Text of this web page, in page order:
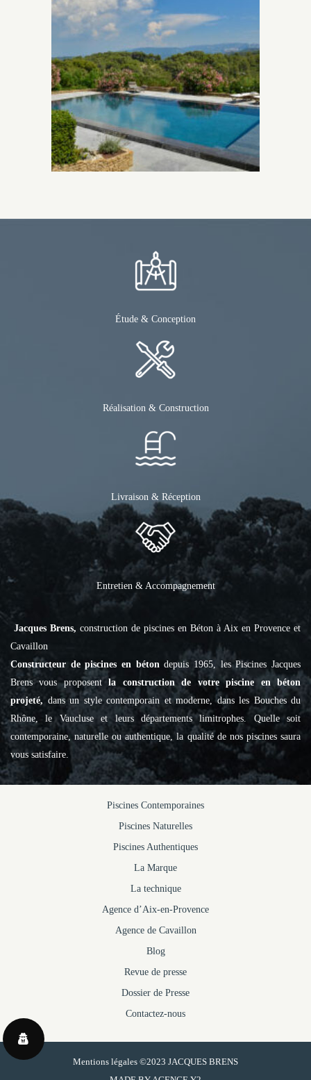
Étude & Conception
Réalisation & Construction
Livraison & Réception
Entretien & Accompagnement
Jacques Brens, construction de piscines en Béton à Aix en Provence et
Cavaillon
Constructeur de piscines en bétondepuis 1965, les Piscines Jacques
Brens vous proposentla construction de votre piscine en béton
projeté, dans un style contemporain et moderne, dans les Bouches du
Rhône, le Vaucluse et leurs départements limitrophes. Quelle soit
contemporaine, naturelle ou authentique, la qualité de nos piscines saura
vous satisfaire.
Piscines Contemporaines
Piscines Naturelles
Piscines Authentiques
La Marque
La technique
Agence d’Aix-en-Provence
Agence de Cavaillon
Blog
Revue de presse
Dossier de Presse
Contactez-nous
Mentions légales ©2023 JACQUES BRENS